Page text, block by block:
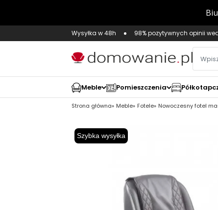
Wysyłka w 48h 98% pozytywnych opinii
Meble Pomieszczenia
Strona główna Meble Fotele Nowoczesny fotel
Szybka wysyłka